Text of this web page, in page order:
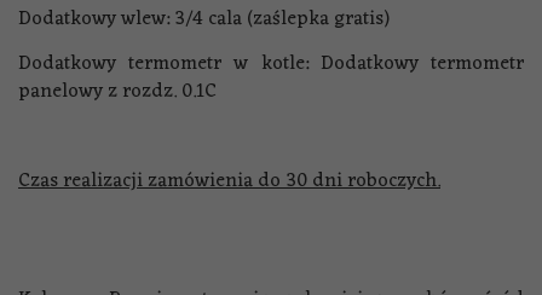
Dodatkowy wlew: 3/4 cala (zaślepka gratis)
Dodatkowy termometr w kotle: Dodatkowy termometr
panelowy z rozdz. 0.1C
Czas realizacji zamówienia do 30 dni roboczych.